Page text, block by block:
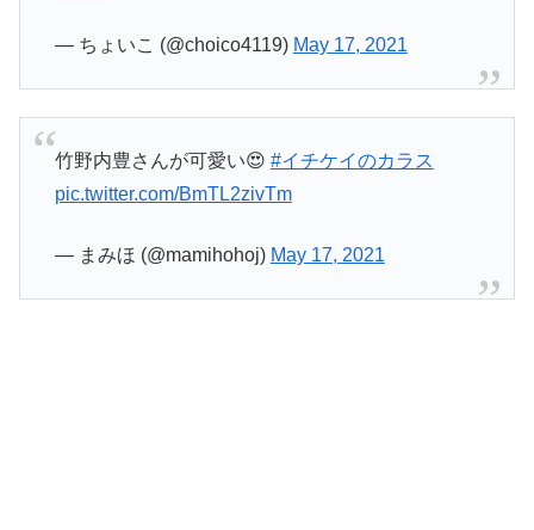
— ちょいこ (@choico4119) May 17, 2021
竹野内豊さんが可愛い😍 #イチケイのカラス
pic.twitter.com/BmTL2zivTm
— まみほ (@mamihohoj) May 17, 2021